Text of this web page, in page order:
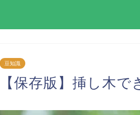
豆知識
【保存版】挿し木